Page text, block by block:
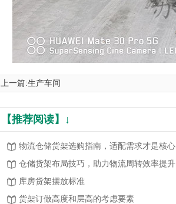
上一篇:生产车间
【推荐阅读】↓
仓储货架布局技巧，助力物流周转效率提升
库房货架摆放标准
货架订做高度和层高的考虑要素